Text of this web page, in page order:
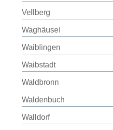
Vellberg
Waghäusel
Waiblingen
Waibstadt
Waldbronn
Waldenbuch
Walldorf